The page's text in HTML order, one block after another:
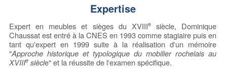
Expertise
Expert en meubles et sièges du XVIIIesiècle, Dominique
Chaussat est entré à la CNES en 1993 comme stagiaire puis en
tant qu'expert en 1999 suite à la réalisation d'un mémoire
"Approche historique et typologique du mobilier rochelais au
XVIIIe siècle" et la réussite de l'examen spécifique.